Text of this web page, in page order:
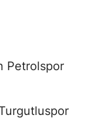
Petrolspor